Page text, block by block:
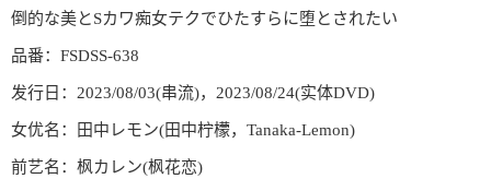
倒的な美とSカワ痴女テクでひたすらに堕とされたい
品番：FSDSS-638
发行日：2023/08/03(串流)，2023/08/24(实体DVD)
女优名：田中レモン(田中柠檬，Tanaka-Lemon)
前艺名：枫カレン(枫花恋)